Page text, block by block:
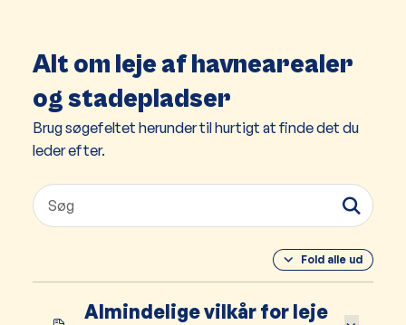
Alt om leje af havnearealer
og stadepladser
Brug søgefeltet herunder til hurtigt at finde det du
leder efter.
Fold alle ud
Almindelige vilkår for leje